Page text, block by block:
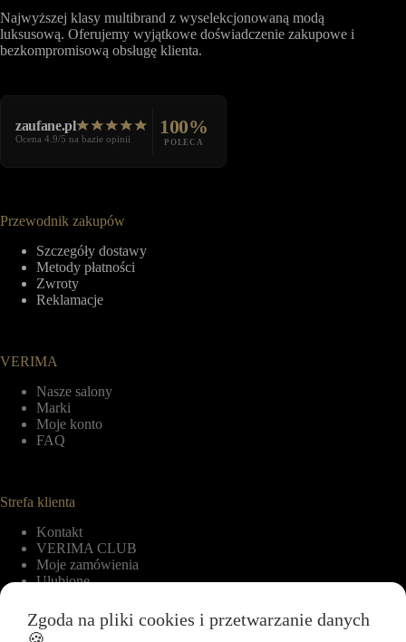
Najwyższej klasy multibrand z wyselekcjonowaną modą
luksusową. Oferujemy wyjątkowe doświadczenie zakupowe i
bezkompromisową obsługę klienta.
zaufane.pl
Ocena 4.9/5 na bazie opinii
100%
POLECA
Przewodnik zakupów
Szczegóły dostawy
Metody płatności
Zwroty
Reklamacje
VERIMA
Nasze salony
Marki
Moje konto
FAQ
Strefa klienta
Kontakt
VERIMA CLUB
Moje zamówienia
Ulubione
Zgoda na pliki cookies i przetwarzanie danych